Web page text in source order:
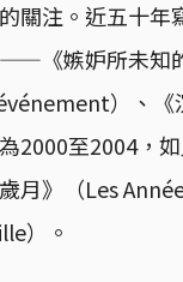
關注。近五十年
——《嫉妒所未知
）、《
2000至2004，
月》（Les
）。